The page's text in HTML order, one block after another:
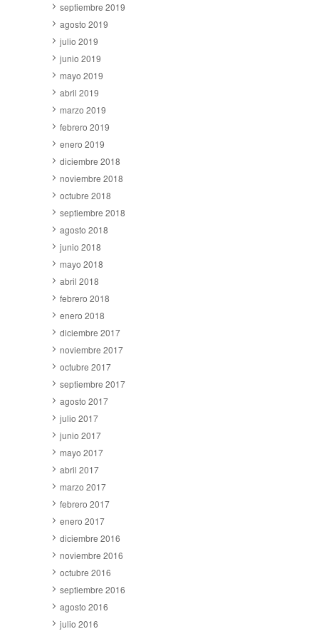
septiembre 2019
agosto 2019
julio 2019
junio 2019
mayo 2019
abril 2019
marzo 2019
febrero 2019
enero 2019
diciembre 2018
noviembre 2018
octubre 2018
septiembre 2018
agosto 2018
junio 2018
mayo 2018
abril 2018
febrero 2018
enero 2018
diciembre 2017
noviembre 2017
octubre 2017
septiembre 2017
agosto 2017
julio 2017
junio 2017
mayo 2017
abril 2017
marzo 2017
febrero 2017
enero 2017
diciembre 2016
noviembre 2016
octubre 2016
septiembre 2016
agosto 2016
julio 2016